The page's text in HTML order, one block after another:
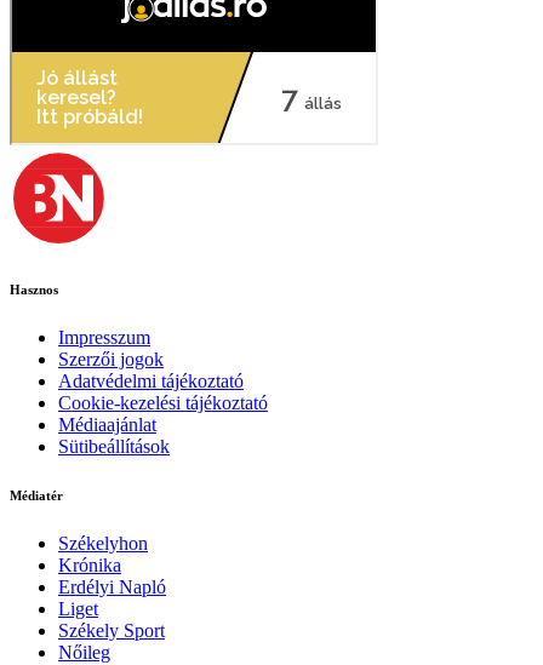
Hasznos
Impresszum
Szerzői jogok
Adatvédelmi tájékoztató
Cookie-kezelési tájékoztató
Médiaajánlat
Sütibeállítások
Médiatér
Székelyhon
Krónika
Erdélyi Napló
Liget
Székely Sport
Nőileg